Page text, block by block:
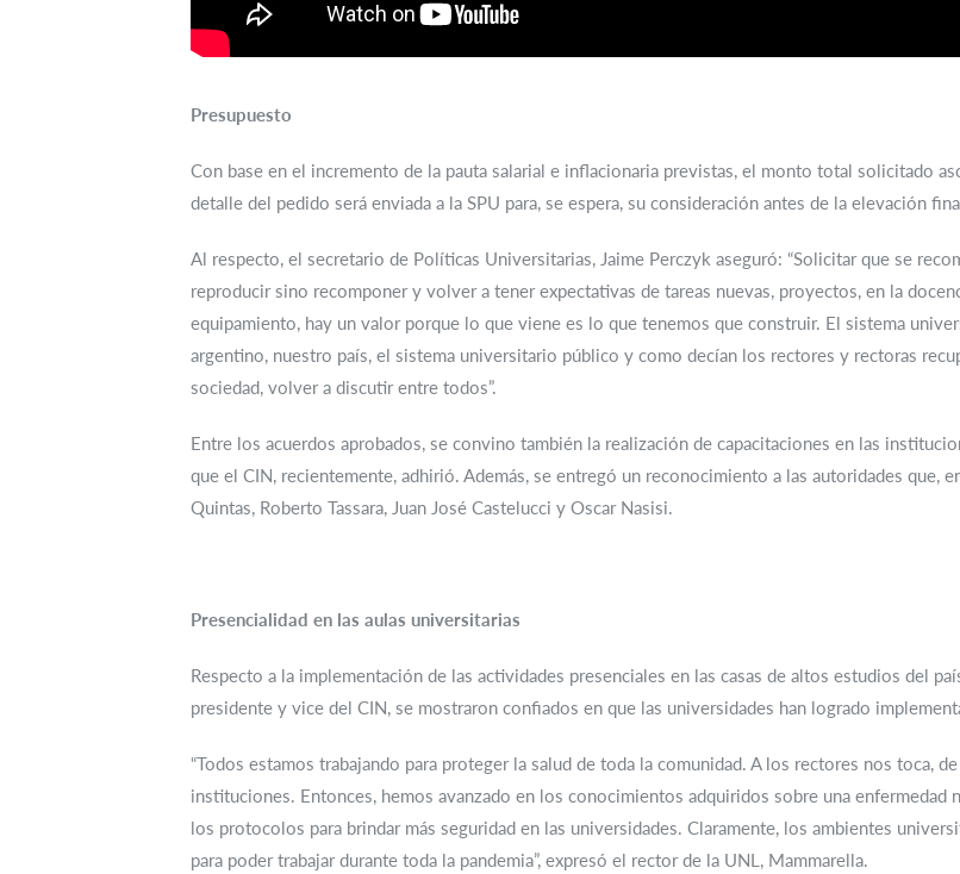
Presupuesto
Con base en el incremento de la pauta salarial e inflacionaria previstas, el monto total solicitado
detalle del pedido será enviada a la SPU para, se espera, su consideración antes de la elevación
Al respecto, el secretario de Políticas Universitarias, Jaime Perczyk aseguró: “Solicitar que se
reproducir sino recomponer y volver a tener expectativas de tareas nuevas, proyectos, en la
equipamiento, hay un valor porque lo que viene es lo que tenemos que construir. El sistema
argentino, nuestro país, el sistema universitario público y como decían los rectores y rectoras
sociedad, volver a discutir entre todos”.
Entre los acuerdos aprobados, se convino también la realización de capacitaciones en las
que el CIN, recientemente, adhirió. Además, se entregó un reconocimiento a las autoridades que,
Quintas, Roberto Tassara, Juan José Castelucci y Oscar Nasisi.
Presencialidad en las aulas universitarias
Respecto a la implementación de las actividades presenciales en las casas de altos estudios del
presidente y vice del CIN, se mostraron confiados en que las universidades han logrado
“Todos estamos trabajando para proteger la salud de toda la comunidad. A los rectores nos toca,
instituciones. Entonces, hemos avanzado en los conocimientos adquiridos sobre una enfermedad
los protocolos para brindar más seguridad en las universidades. Claramente, los ambientes
para poder trabajar durante toda la pandemia”, expresó el rector de la UNL, Mammarella.